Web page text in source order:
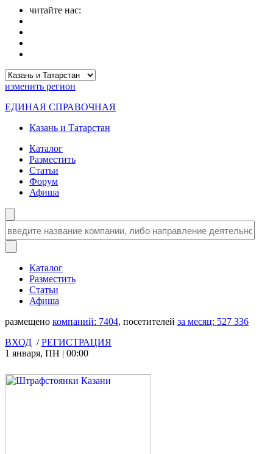
читайте нас:
изменить регион
ЕДИНАЯ СПРАВОЧНАЯ
Казань и Татарстан
Каталог
Разместить
Статьи
Форум
Афиша
Каталог
Разместить
Статьи
Афиша
размещено компаний: 7404, посетителей за месяц: 527 336
ВХОД /РЕГИСТРАЦИЯ
1 января, ПН | 00:00